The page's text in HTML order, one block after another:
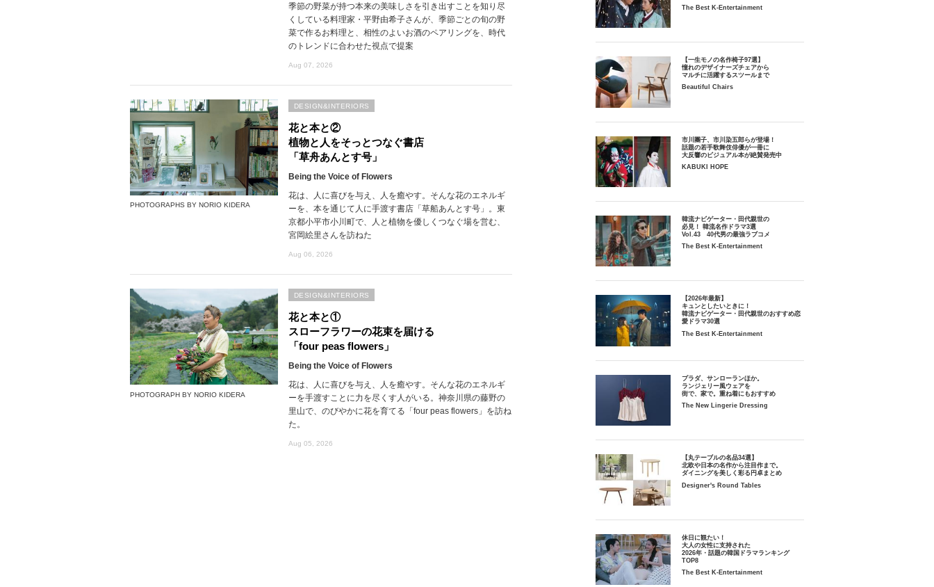
季節の野菜が持つ本来の美味しさを引き出すことを知り尽
くしている料理家・平野由希子さんが、季節ごとの旬の野
菜で作るお料理と、相性のよいお酒のペアリングを、時代
のトレンドに合わせた視点で提案
Aug 07, 2026
PHOTOGRAPHS BY NORIO KIDERA
花と本と②
植物と人をそっとつなぐ書店
「草舟あんとす号」
Being the Voice of Flowers
花は、人に喜びを与え、人を癒やす。そんな花のエネルギ
ーを、本を通じて人に手渡す書店「草船あんとす号」。東
京都小平市小川町で、人と植物を優しくつなぐ場を営む、
宮岡絵里さんを訪ねた
Aug 06, 2026
DESIGN&INTERIORS
PHOTOGRAPH BY NORIO KIDERA
花と本と①
スローフラワーの花束を届ける
「four peas flowers」
Being the Voice of Flowers
花は、人に喜びを与え、人を癒やす。そんな花のエネルギ
ーを手渡すことに力を尽くす人がいる。神奈川県の藤野の
里山で、のびやかに花を育てる「four peas flowers」を訪ね
た。
Aug 05, 2026
DESIGN&INTERIORS
The Best K-Entertainment
【一生モノの名作椅子97選】
憧れのデザイナーズチェアから
マルチに活躍するスツールまで
Beautiful Chairs
市川團子、市川染五郎らが登場！
話題の若手歌舞伎俳優が一冊に
大反響のビジュアル本が絶賛発売中
KABUKI HOPE
韓流ナビゲーター・田代親世の
必見！ 韓流名作ドラマ3選
Vol.43 40代男の最強ラブコメ
The Best K-Entertainment
【2026年最新】
キュンとしたいときに！
韓流ナビゲーター・田代親世のおすすめ恋
愛ドラマ30選
The Best K-Entertainment
プラダ、サンローランほか。
ランジェリー風ウェアを
街で、家で。重ね着にもおすすめ
The New Lingerie Dressing
【丸テーブルの名品34選】
北欧や日本の名作から注目作まで。
ダイニングを美しく彩る円卓まとめ
Designer's Round Tables
休日に観たい！
大人の女性に支持された
2026年・話題の韓国ドラマランキング
TOP8
The Best K-Entertainment